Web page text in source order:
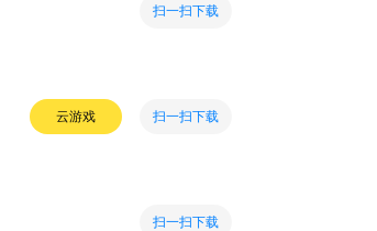
扫一扫下载
云游戏 扫一扫下载
扫一扫下载